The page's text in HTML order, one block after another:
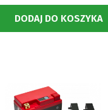
DODAJ DO KOSZYKA